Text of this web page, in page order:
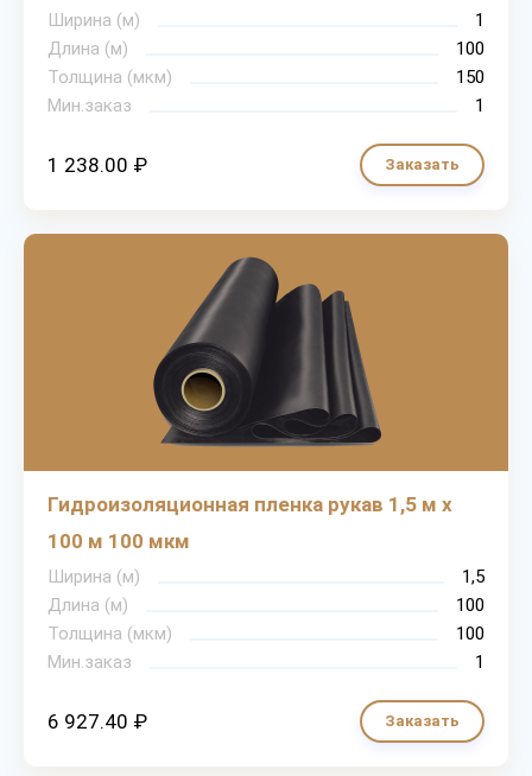
Ширина (м)
1
Длина (м)
100
Толщина (мкм)
150
Мин.заказ
1
1 238.00 ₽ Заказать
Гидроизоляционная пленка рукав 1,5 м х
100 м 100 мкм
Ширина (м)
1,5
Длина (м)
100
Толщина (мкм)
100
Мин.заказ
1
6 927.40 ₽ Заказать